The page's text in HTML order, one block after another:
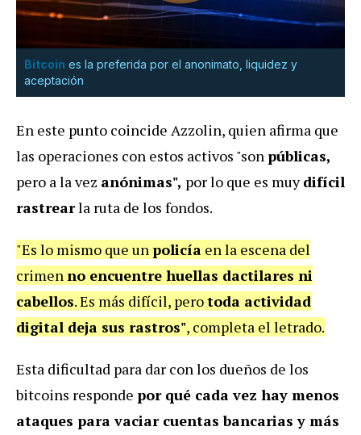
Bitcoin es la preferida por el anonimato, liquidez y
aceptación
En este punto coincide Azzolin, quien afirma que
las operaciones con estos activos "sonpúblicas,
pero a la vez anónimas", por lo que es muydifícil
rastrearla ruta de los fondos.
"Es lo mismo que unpolicía en la escena del
crimenno encuentre huellas dactilares ni
cabellos. Es más difícil, perotoda actividad
digital deja sus rastros", completa el letrado.
Esta dificultad para dar con los dueños de los
bitcoins responde por qué cada vez hay menos
ataques para vaciar cuentas bancarias y más